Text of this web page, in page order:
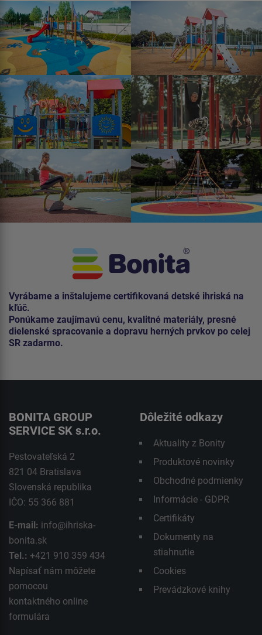
Vyrábame a inštalujeme certifikovaná detské ihriská na
kľúč.
Ponúkame zaujímavú cenu, kvalitné materiály, presné
dielenské spracovanie a dopravu herných prvkov po celej
SR zadarmo.
BONITA GROUP
SERVICE SK s.r.o.
Pestovateľská 2
821 04 Bratislava
Slovenská republika
IČO: 55 366 881
E-mail: info@ihriska-
bonita.sk
Tel.: +421 910 359 434
Napísať nám môžete
pomocou
kontaktného online
formulára
Dôležité odkazy
Aktuality z Bonity
Produktové novinky
Obchodné podmienky
Informácie - GDPR
Certifikáty
Dokumenty na
stiahnutie
Cookies
Prevádzkové knihy